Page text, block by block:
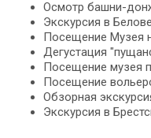
Осмотр башни-
Экс­кур­сия в
По­се­ще­ние Музея
Де­гу­ста­ция
По­се­ще­ние му­зея
По­се­ще­ние
Об­зор­ная
Экс­кур­сия в